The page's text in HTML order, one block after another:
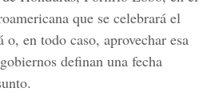
que se celebrará el
o, en todo caso, aprovechar esa
definan una fecha